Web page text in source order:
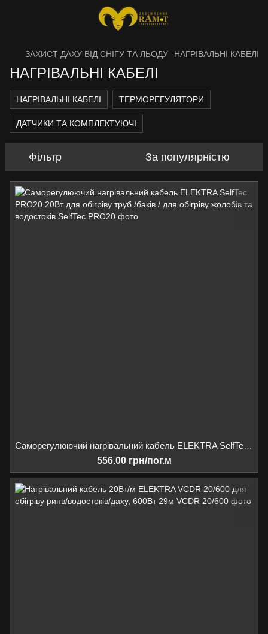
ЗАХИСТ ДАХУ ВІД СНІГУ ТА ЛЬОДУ НАГРІВАЛЬНІ КАБЕЛІ
НАГРІВАЛЬНІ КАБЕЛІ
НАГРІВАЛЬНІ КАБЕЛІ ТЕРМОРЕГУЛЯТОРИ
ДАТЧИКИ ТА КОМПЛЕКТУЮЧІ
Фільтр За популярністю
Саморегулюючий нагрівальний кабель ELEKTRA SelfTec PRO20 20Вт для обігріву труб /баків / для обігріву жолобів та водостоків
556.00 грн/пог.м